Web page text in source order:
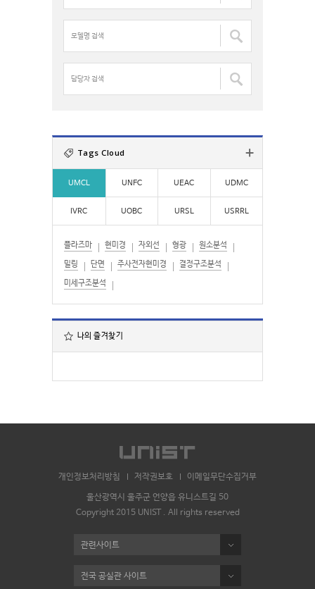
명
색
:
델
명
:자
:
Tags Cloud
UMCL UNFC UEAC UDMC
IVRC UOBC URSL USRRL
플라즈마 현미경 자외선 형광 원소분석
밀링 단면 주사전자현미경 결정구조분석
미세구조분석
나의 즐겨찾기
개인정보처리방침 저작권보호 이메일무단수집거부
울산광역시 울주군 언양읍 유니스트길 50
Copyright 2015 UNIST . All rights reserved
관련사이트
전국 공실관 사이트